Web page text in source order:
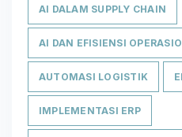
AI DALAM SUPPLY CHAIN
AI DAN EFISIENSI
AUTOMASI LOGISTIK
IMPLEMENTASI ERP